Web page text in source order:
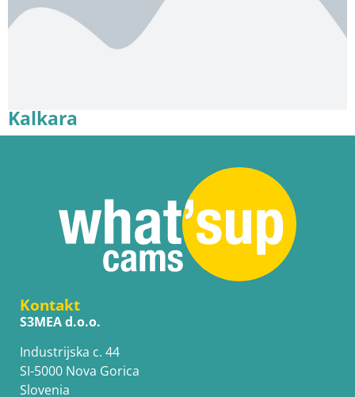
Kalkara
Kontakt
S3MEA d.o.o.
Industrijska c. 44
SI-5000 Nova Gorica
Slovenia